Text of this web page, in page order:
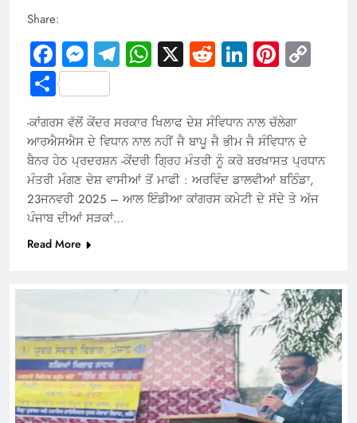
Share:
Facebook
Messenger
Telegram
WhatsApp
X RedditLinkedIn
Share
-ਕਾਂਗਰਸ ਵੱਲੋਂ ਕੇਂਦਰ ਸਰਕਾਰ ਖਿਲਾਫ ਦੇਸ਼ ਸੰਵਿਧਾਨ ਨਾਲ ਚੱਲੇਗਾ
ਆਰਐਸਐਸ ਦੇ ਵਿਧਾਨ ਨਾਲ ਨਹੀਂ ਜੈ ਬਾਪੂ ਜੈ ਭੀਮ ਜੈ ਸੰਵਿਧਾਨ ਦੇ
ਬੈਨਰ ਹੇਠ ਪ੍ਰਦਰਸ਼ਨ -ਕੇਂਦਰੀ ਗ੍ਰਿਹ ਮੰਤਰੀ ਨੂੰ ਕਰੋ ਬਰਖਾਸਤ ਪ੍ਰਧਾਨ
ਮੰਤਰੀ ਮੰਗਣ ਦੇਸ਼ ਵਾਸੀਆਂ ਤੋਂ ਮਾਫੀ : ਅਰਵਿੰਦ ਡਾਲਵੀਆਂ ਬਠਿੰਡਾ,
23ਜਨਵਰੀ 2025 – ਆਲ ਇੰਡੀਆ ਕਾਂਗਰਸ ਕਮੇਟੀ ਦੇ ਸੱਦੇ ਤੇ ਅੱਜ
ਪੰਜਾਬ ਦੀਆਂ ਸੜਕਾਂ…
Read More